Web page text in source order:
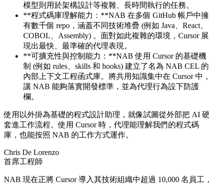
模型則用於架構設計等複雜、長時間執行的任務。
**程式碼庫理解能力：**NAB 在多個 GitHub 帳戶中擁
有數千個 repo，涵蓋不同技術堆疊 (例如 Java、React、
COBOL、Assembly) 。面對如此複雜的環境，Cursor 展
現出最快、最準確的代理表現。
**可擴充性與控制能力：**NAB 使用 Cursor 的基礎機
制 (例如 rules、skills 和 hooks) 建立了名為 NAB CEL 的
內部上下文工程函式庫。將共用知識集中在 Cursor 中，
讓 NAB 能夠落實開發標準，並為代理行為設下防護
欄。
使用以外掛為基礎的程式設計助理，就像試圖從外部把 AI 硬
套進工作流程。使用 Cursor 時，代理能理解我們的程式碼
庫，也能按照 NAB 的工作方式運作。
Chris De Lorenzo
首席工程師
NAB 現在正將 Cursor 導入其技術組織中超過 10,000 名員工，